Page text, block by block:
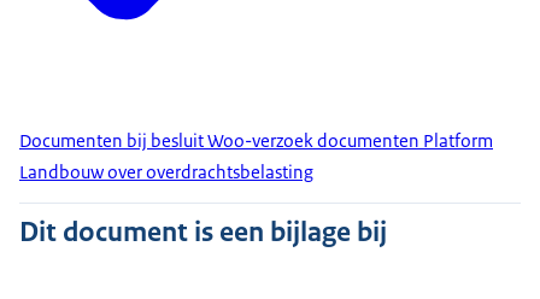
Documenten bij besluit Woo-verzoek documenten Platform
Landbouw over overdrachtsbelasting
Dit document is een bijlage bij